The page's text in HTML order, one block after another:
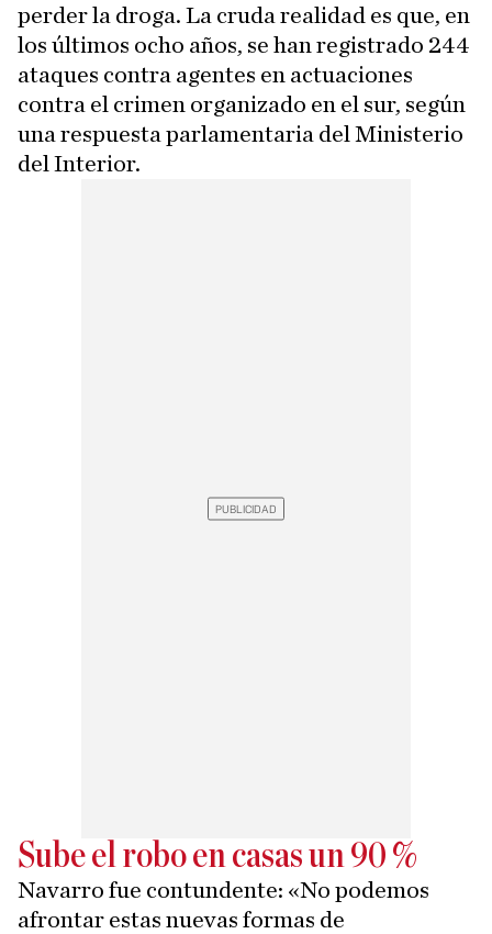
perder la droga. La cruda realidad es que, en
los últimos ocho años, se han registrado 244
ataques contra agentes en actuaciones
contra el crimen organizado en el sur, según
una respuesta parlamentaria del Ministerio
del Interior.
Sube el robo en casas un 90 %
Navarro fue contundente: «No podemos
afrontar estas nuevas formas de